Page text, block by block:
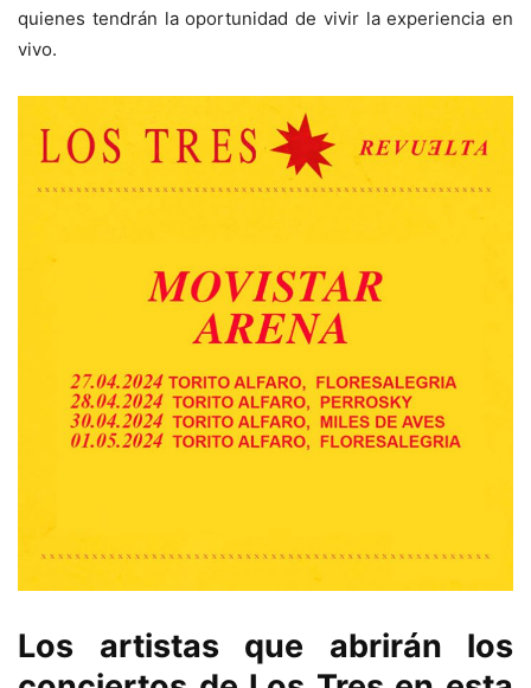
quienes tendrán la oportunidad de vivir la experiencia en
vivo.
Los artistas que abrirán los